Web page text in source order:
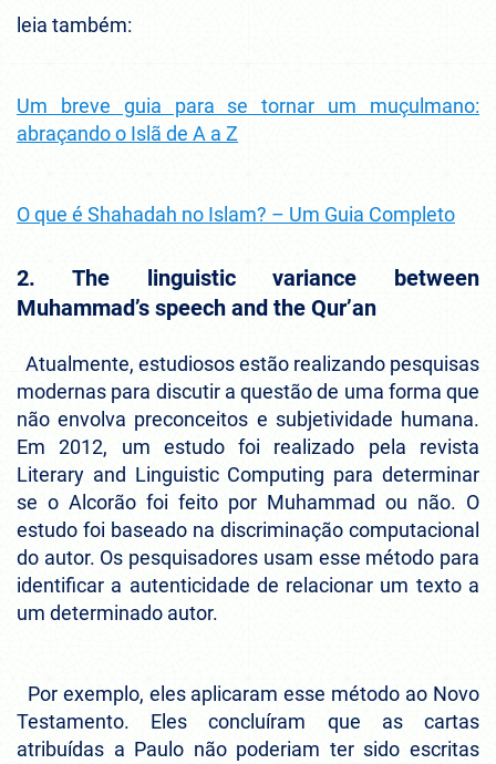
leia também:
Um breve guia para se tornar um muçulmano:
abraçando o Islã de A a Z
O que é Shahadah no Islam? – Um Guia Completo
2. The linguistic variance between
Muhammad’s speech and the Qur’an
Atualmente, estudiosos estão realizando pesquisas
modernas para discutir a questão de uma forma que
não envolva preconceitos e subjetividade humana.
Em 2012, um estudo foi realizado pela revista
Literary and Linguistic Computing para determinar
se o Alcorão foi feito por Muhammad ou não. O
estudo foi baseado na discriminação computacional
do autor. Os pesquisadores usam esse método para
identificar a autenticidade de relacionar um texto a
um determinado autor.
Por exemplo, eles aplicaram esse método ao Novo
Testamento. Eles concluíram que as cartas
atribuídas a Paulo não poderiam ter sido escritas